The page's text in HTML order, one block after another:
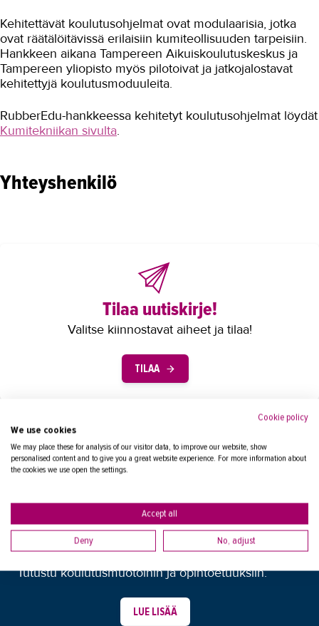
Uutiskirje
Yhteystiedot
OMA TAKK
IN ENGLISH
Kehitettävät koulutusohjelmat ovat modulaarisia, jotka
ovat räätälöitävissä erilaisiin kumiteollisuuden tarpeisiin.
Hankkeen aikana Tampereen Aikuiskoulutuskeskus ja
Tampereen yliopisto myös pilotoivat ja jatkojalostavat
kehitettyjä koulutusmoduuleita.
RubberEdu-hankkeessa kehitetyt koulutusohjelmat löydät
Kumitekniikan sivulta.
Yhteyshenkilö
Tilaa uutiskirje!
Valitse kiinnostavat aiheet ja tilaa!
TILAA
MIKÄ KOULUTUSMUOTO SOPII
SINULLE?
Tutustu koulutusmuotoihin ja opintoetuuksiin.
LUE LISÄÄ
Cookie policy
We use cookies
We may place these for analysis of our visitor data, to improve our website, show
personalised content and to give you a great website experience. For more information about
the cookies we use open the settings.
Accept all
Deny No, adjust